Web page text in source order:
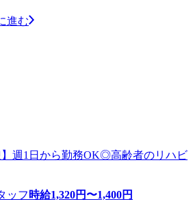
進む
】週1日から勤務OK◎高齢者のリハビ
ッフ 時給1,320円〜1,400円